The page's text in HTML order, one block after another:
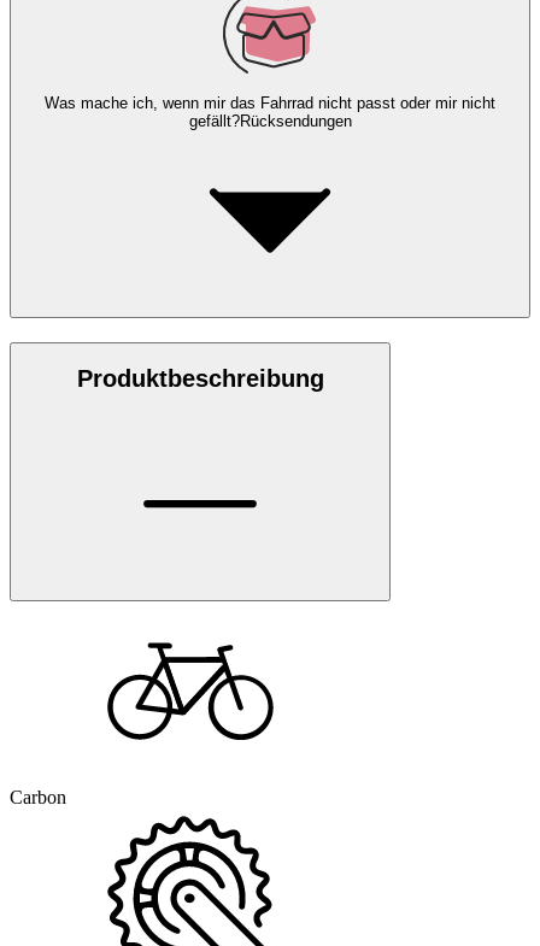
Was mache ich, wenn mir das Fahrrad nicht passt oder mir nicht
gefällt?Rücksendungen
Produktbeschreibung
Carbon